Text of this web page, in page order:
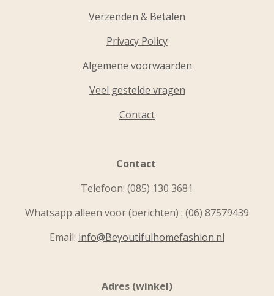
Verzenden & Betalen
Privacy Policy
Algemene voorwaarden
Veel gestelde vragen
Contact
Contact
Telefoon: (085) 130 3681
Whatsapp alleen voor (berichten) : (06) 87579439
Email: info@Beyoutifulhomefashion.nl
Adres (winkel)